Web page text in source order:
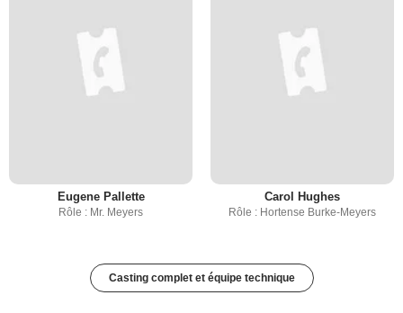
Eugene Pallette
Rôle : Mr. Meyers
Carol Hughes
Rôle : Hortense Burke-Meyers
Casting complet et équipe technique